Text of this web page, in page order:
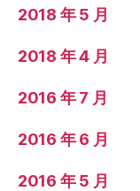
2018 年 5 月
2018 年 4 月
2016 年 7 月
2016 年 6 月
2016 年 5 月